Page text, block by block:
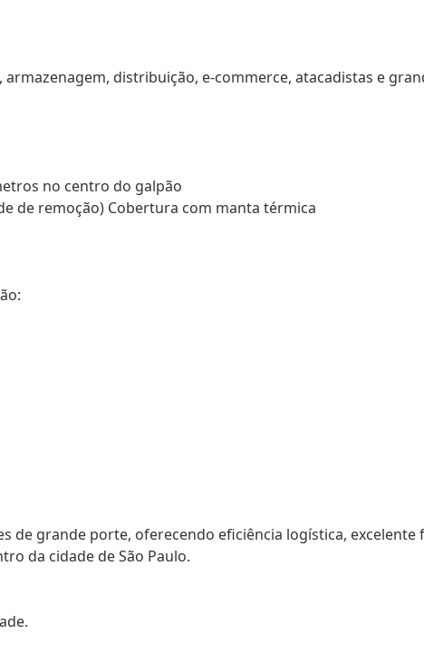
distribuição, e-commerce, atacadistas e
no centro do galpão
de remoção) Cobertura com manta térmica
de grande porte, oferecendo eficiência logística, excelente
da cidade de São Paulo.